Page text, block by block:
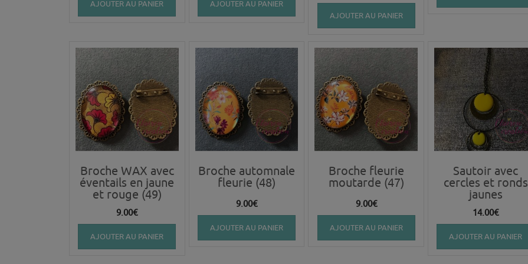
AJOUTER AU PANIER AJOUTER AU PANIER
AJOUTER AU PANIER
Broche WAX avec
éventails en jaune
et rouge (49)
9.00€
AJOUTER AU PANIER
Broche automnale
fleurie (48)
9.00€
AJOUTER AU PANIER
Broche fleurie
moutarde (47)
9.00€
AJOUTER AU PANIER
Sautoir avec
cercles et ronds
jaunes
14.00€
AJOUTER AU PANIER